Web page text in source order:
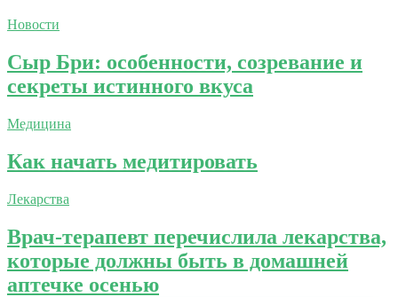
Новости
Сыр Бри: особенности, созревание и
секреты истинного вкуса
Медицина
Как начать медитировать
Лекарства
Врач-терапевт перечислила лекарства,
которые должны быть в домашней
аптечке осенью